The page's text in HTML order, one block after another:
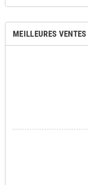
MEILLEURES VENTES